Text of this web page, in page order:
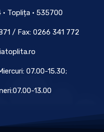
• Toplița • 535700
/ Fax: 0266 341 772
07.00-15.30;
13.00